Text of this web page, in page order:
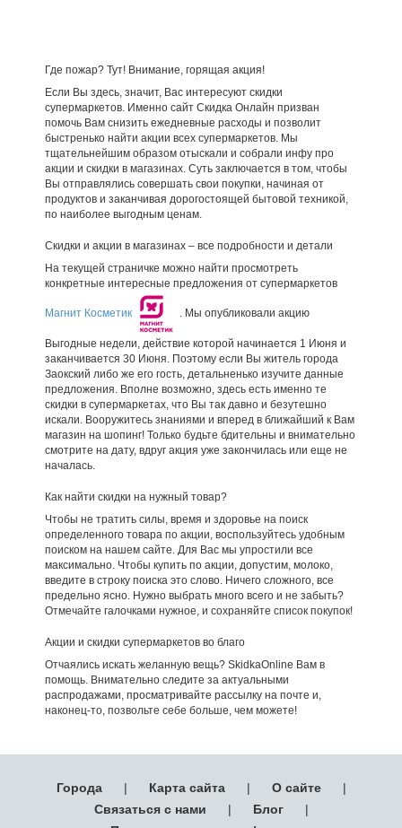
Где пожар? Тут! Внимание, горящая акция!
Если Вы здесь, значит, Вас интересуют скидки
супермаркетов. Именно сайт Скидка Онлайн призван
помочь Вам снизить ежедневные расходы и позволит
быстренько найти акции всех супермаркетов. Мы
тщательнейшим образом отыскали и собрали инфу про
акции и скидки в магазинах. Суть заключается в том, чтобы
Вы отправлялись совершать свои покупки, начиная от
продуктов и заканчивая дорогостоящей бытовой техникой,
по наиболее выгодным ценам.
Скидки и акции в магазинах – все подробности и детали
На текущей страничке можно найти просмотреть
конкретные интересные предложения от супермаркетов
Магнит Косметик . Мы опубликовали акцию
Выгодные недели, действие которой начинается 1 Июня и
заканчивается 30 Июня. Поэтому если Вы житель города
Заокский либо же его гость, детальненько изучите данные
предложения. Вполне возможно, здесь есть именно те
скидки в супермаркетах, что Вы так давно и безутешно
искали. Вооружитесь знаниями и вперед в ближайший к Вам
магазин на шопинг! Только будьте бдительны и внимательно
смотрите на дату, вдруг акция уже закончилась или еще не
началась.
Как найти скидки на нужный товар?
Чтобы не тратить силы, время и здоровье на поиск
определенного товара по акции, воспользуйтесь удобным
поиском на нашем сайте. Для Вас мы упростили все
максимально. Чтобы купить по акции, допустим, молоко,
введите в строку поиска это слово. Ничего сложного, все
предельно ясно. Нужно выбрать много всего и не забыть?
Отмечайте галочками нужное, и сохраняйте список покупок!
Акции и скидки супермаркетов во благо
Отчаялись искать желанную вещь? SkidkaOnline Вам в
помощь. Внимательно следите за актуальными
распродажами, просматривайте рассылку на почте и,
наконец-то, позвольте себе больше, чем можете!
Города | Карта сайта | О сайте
|
Связаться с нами
| Блог
|